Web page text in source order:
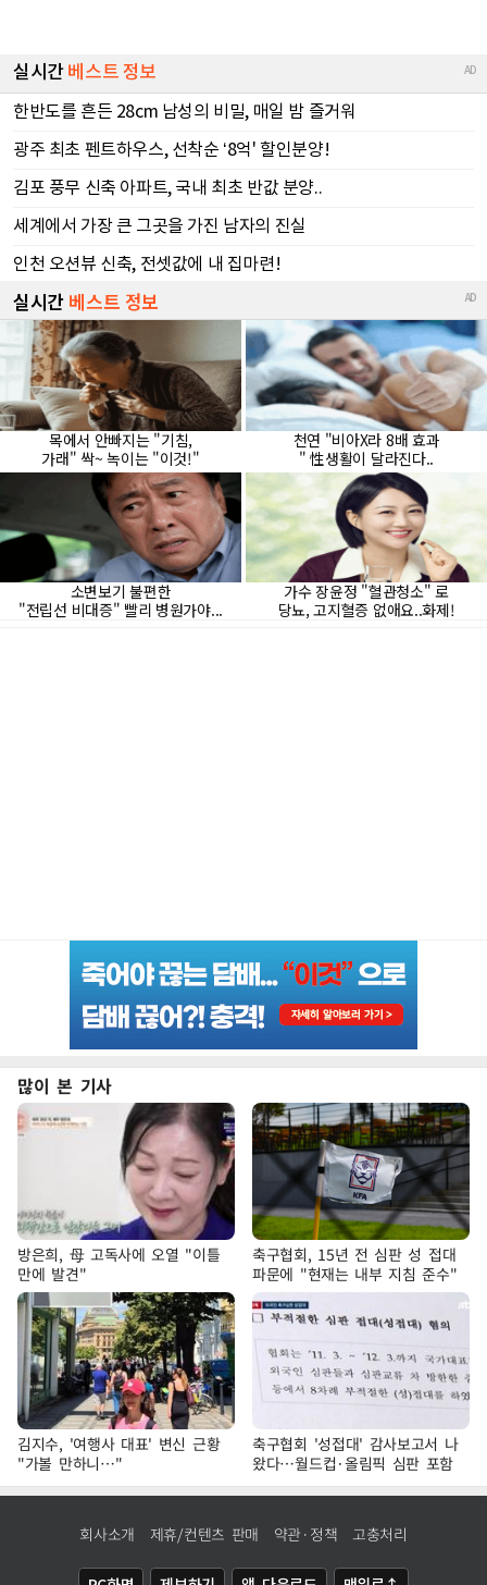
많이 본 기사
방은희, 母 고독사에 오열 "이틀
만에 발견"
축구협회, 15년 전 심판 성 접대
파문에 "현재는 내부 지침 준수"
김지수, '여행사 대표' 변신 근황
"가볼 만하니…"
축구협회 '성접대' 감사보고서 나
왔다…월드컵·올림픽 심판 포함
회사소개 제휴/컨텐츠 판매 약관·정책 고충처리